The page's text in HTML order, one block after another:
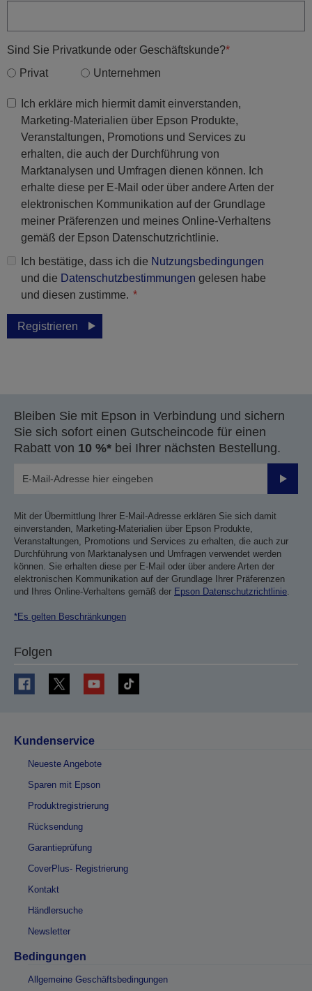
Sind Sie Privatkunde oder Geschäftskunde?
Privat
Unternehmen
Ich erkläre mich hiermit damit einverstanden,
Marketing-Materialien über Epson Produkte,
Veranstaltungen, Promotions und Services zu
erhalten, die auch der Durchführung von
Marktanalysen und Umfragen dienen können. Ich
erhalte diese per E-Mail oder über andere Arten der
elektronischen Kommunikation auf der Grundlage
meiner Präferenzen und meines Online-Verhaltens
gemäß der Epson Datenschutzrichtlinie.
Ich bestätige, dass ich die Nutzungsbedingungen
und die Datenschutzbestimmungen gelesen habe
und diesen zustimme.
Registrieren
Bleiben Sie mit Epson in Verbindung und sichern
Sie sich sofort einen Gutscheincode für einen
Rabatt von 10 %* bei Ihrer nächsten Bestellung.
Mit der Übermittlung Ihrer E-Mail-Adresse erklären Sie sich damit
einverstanden, Marketing-Materialien über Epson Produkte,
Veranstaltungen, Promotions und Services zu erhalten, die auch zur
Durchführung von Marktanalysen und Umfragen verwendet werden
können. Sie erhalten diese per E-Mail oder über andere Arten der
elektronischen Kommunikation auf der Grundlage Ihrer Präferenzen
und Ihres Online-Verhaltens gemäß der Epson Datenschutzrichtlinie
*Es gelten Beschränkungen
Folgen
Kundenservice
Neueste Angebote
Sparen mit Epson
Produktregistrierung
Rücksendung
Garantieprüfung
CoverPlus- Registrierung
Kontakt
Händlersuche
Newsletter
Bedingungen
Allgemeine Geschäftsbedingungen